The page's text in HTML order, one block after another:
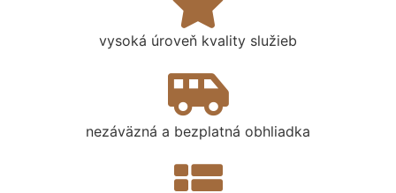
vysoká úroveň kvality služieb
nezáväzná a bezplatná obhliadka